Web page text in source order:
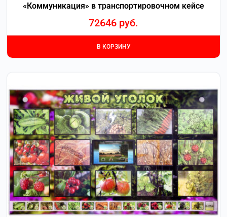
«Коммуникация» в транспортировочном кейсе
72646 руб.
В КОРЗИНУ